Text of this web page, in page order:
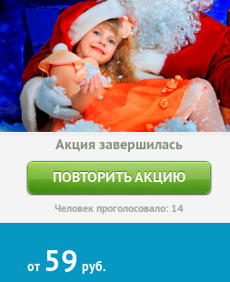
Акция завершилась
ПОВТОРИТЬ АКЦИЮ
Человек проголосовало: 14
от 59 руб.